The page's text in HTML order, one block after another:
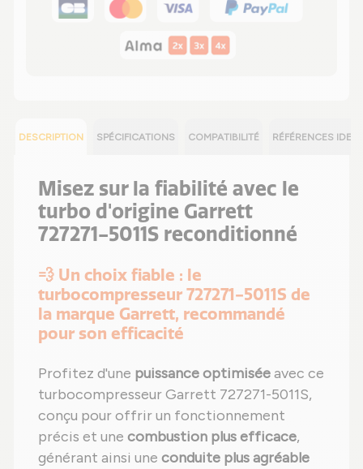
DESCRIPTION SPÉCIFICATIONS COMPATIBILITÉ RÉFÉRENCES
Misez sur la fiabilité avec le
turbo d'origine Garrett
727271-5011S reconditionné
💨 Un choix fiable : le
turbocompresseur 727271-5011S de
la marque Garrett, recommandé
pour son efficacité
Profitez d'une puissance optimiséeavec ce
turbocompresseur Garrett 727271-5011S,
conçu pour offrir un fonctionnement
précis et une combustion plus efficace,
générant ainsi une conduite plus agréable